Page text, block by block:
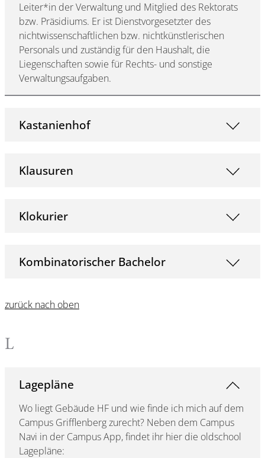
Leiter*in der Verwaltung und Mitglied des Rektorats
bzw. Präsidiums. Er ist Dienstvorgesetzter des
nichtwissenschaftlichen bzw. nichtkünstlerischen
Personals und zuständig für den Haushalt, die
Liegenschaften sowie für Rechts- und sonstige
Verwaltungsaufgaben.
Kastanienhof
Klausuren
Klokurier
Kombinatorischer Bachelor
zurück nach oben
L
Lagepläne
Wo liegt Gebäude HF und wie finde ich mich auf dem
Campus Grifflenberg zurecht? Neben dem Campus
Navi in der Campus App, findet ihr hier die oldschool
Lagepläne: